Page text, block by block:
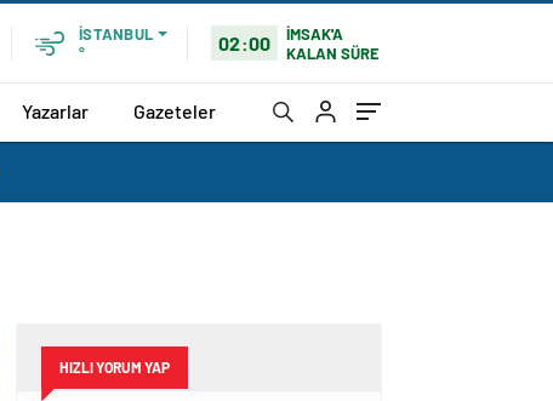
İSTANBUL
°
02:00
İMSAK'A
KALAN SÜRE
Yazarlar Gazeteler
HIZLI YORUM YAP